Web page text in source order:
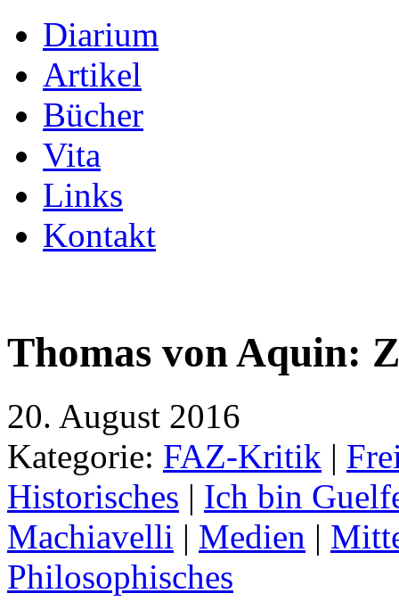
Diarium
Artikel
Bücher
Vita
Links
Kontakt
Thomas von Aquin:
20. August 2016
Kategorie: FAZ-Kritik |
Historisches | Ich bin
Machiavelli | Medien |
Philosophisches